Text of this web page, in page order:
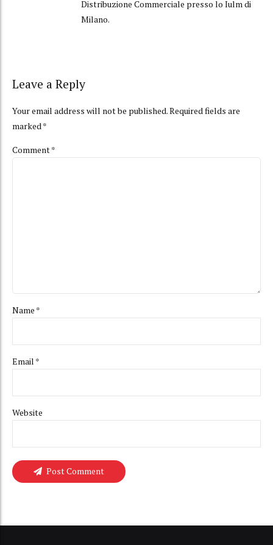
Distribuzione Commerciale presso lo Iulm di
Milano.
Leave a Reply
Your email address will not be published. Required fields are
marked *
Comment*
Name *
Email *
Website
Post Comment